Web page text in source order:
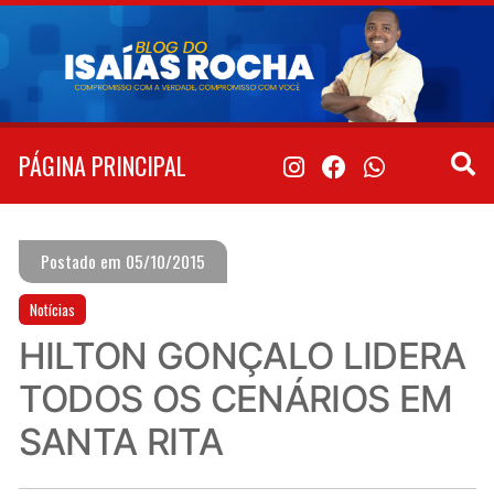
Pular
conteúdo
PÁGINA PRINCIPAL
Postado em 05/10/2015
Notícias
HILTON GONÇALO LIDERA
TODOS OS CENÁRIOS EM
SANTA RITA